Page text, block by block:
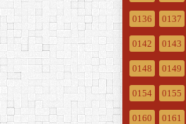
0136 0137
0142 0143
0148 0149
0154 0155
0160 0161